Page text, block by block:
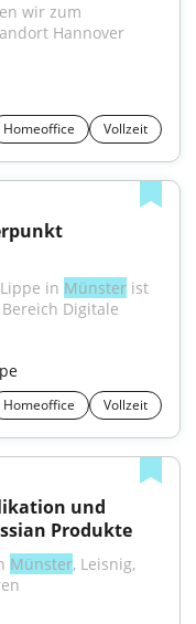
wir zum
Hannover
Homeoffice Vollzeit
in Münster ist
Digitale
Homeoffice Vollzeit
und
Produkte
Münster, Leisnig,